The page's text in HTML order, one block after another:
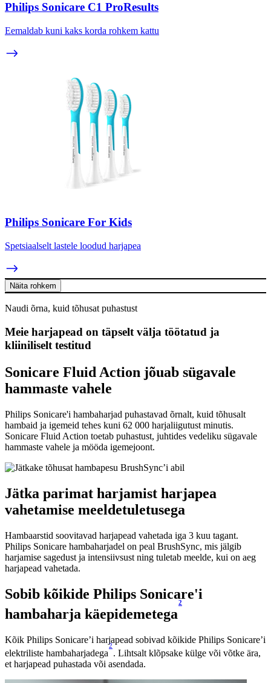
Philips Sonicare C1 ProResults
Eemaldab kuni kaks korda rohkem kattu
Philips Sonicare For Kids
Spetsiaalselt lastele loodud harjapea
Näita rohkem
Naudi õrna, kuid tõhusat puhastust
Meie harjapead on täpselt välja töötatud ja
kliiniliselt testitud
Sonicare Fluid Action jõuab sügavale
hammaste vahele
Philips Sonicare'i hambaharjad puhastavad õrnalt, kuid tõhusalt
hambaid ja igemeid tehes kuni 62 000 harjaliigutust minutis.
Sonicare Fluid Action toetab puhastust, juhtides vedeliku sügavale
hammaste vahele ja mööda igemejoont.
Jätka parimat harjamist harjapea
vahetamise meeldetuletusega
Hambaarstid soovitavad harjapead vahetada iga 3 kuu tagant.
Philips Sonicare hambaharjadel on peal BrushSync, mis jälgib
harjamise sagedust ja intensiivsust ning tuletab meelde, kui on aeg
harjapead vahetada.
Sobib kõikide Philips Sonicare'i
hambaharja käepidemetega
2
Kõik Philips Sonicare’i harjapead sobivad kõikide Philips Sonicare’i
elektriliste hambaharjadega
2
. Lihtsalt klõpsake külge või võtke ära,
et harjapead puhastada või asendada.